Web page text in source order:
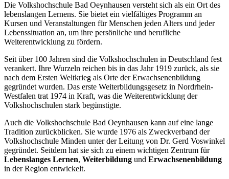
Die Volkshochschule Bad Oeynhausen versteht sich als ein Ort des
lebenslangen Lernens. Sie bietet ein vielfältiges Programm an
Kursen und Veranstaltungen für Menschen jeden Alters und jeder
Lebenssituation an, um ihre persönliche und berufliche
Weiterentwicklung zu fördern.
Seit über 100 Jahren sind die Volkshochschulen in Deutschland fest
verankert. Ihre Wurzeln reichen bis in das Jahr 1919 zurück, als sie
nach dem Ersten Weltkrieg als Orte der Erwachsenenbildung
gegründet wurden. Das erste Weiterbildungsgesetz in Nordrhein-
Westfalen trat 1974 in Kraft, was die Weiterentwicklung der
Volkshochschulen stark begünstigte.
Auch die Volkshochschule Bad Oeynhausen kann auf eine lange
Tradition zurückblicken. Sie wurde 1976 als Zweckverband der
Volkshochschule Minden unter der Leitung von Dr. Gerd Voswinkel
gegründet. Seitdem hat sie sich zu einem wichtigen Zentrum für
Lebenslanges Lernen, Weiterbildung und Erwachsenenbildung
in der Region entwickelt.